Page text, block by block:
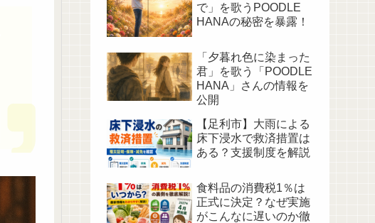
で」を歌うPOODLE
HANAの秘密を暴露！
「夕暮れ色に染まった
君」を歌う「POODLE
HANA」さんの情報を
公開
【足利市】大雨による
床下浸水で救済措置は
ある？支援制度を解説
食料品の消費税1％は
正式に決定？なぜ実施
がこんなに遅いのか徹